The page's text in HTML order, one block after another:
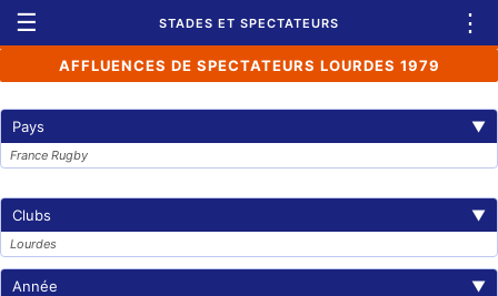
☰ STADES ET SPECTATEURS ⋮
AFFLUENCES DE SPECTATEURS LOURDES 1979
Pays ▼
France Rugby
Clubs ▼
Lourdes
Année ▼